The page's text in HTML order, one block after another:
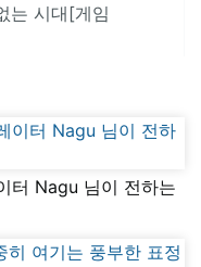
는 시대[게임
터 Nagu 님이 전하는